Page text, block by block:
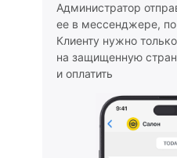
Администратор
ее в мессенджере,
Клиенту нужно
на защищенную
и оплатить